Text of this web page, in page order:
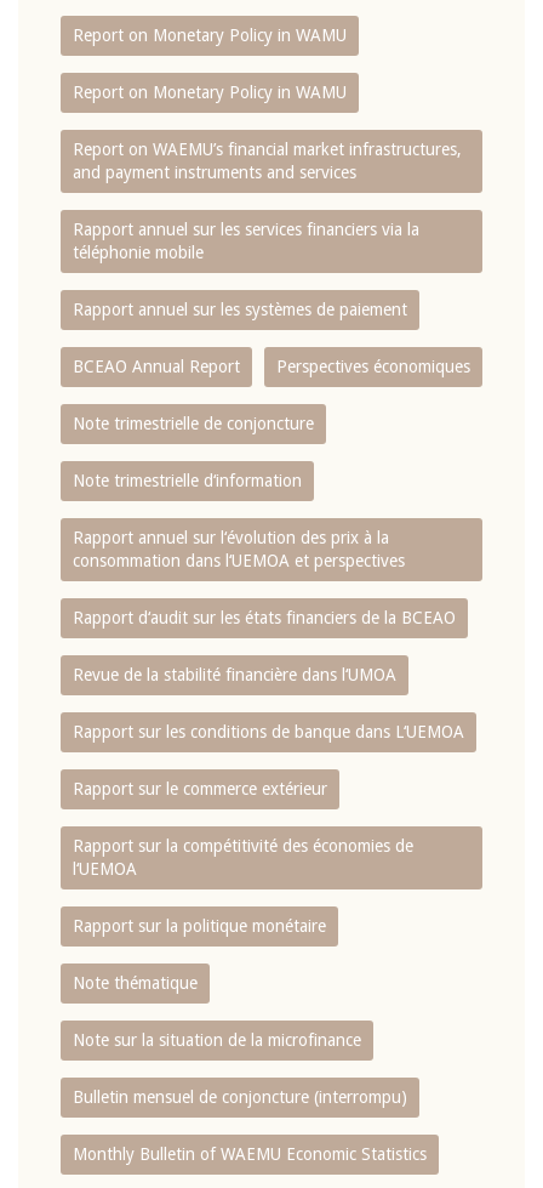
Report on Monetary Policy in WAMU
Report on Monetary Policy in WAMU
Report on WAEMU’s financial market infrastructures,
and payment instruments and services
Rapport annuel sur les services financiers via la
téléphonie mobile
Rapport annuel sur les systèmes de paiement
BCEAO Annual Report Perspectives économiques
Note trimestrielle de conjoncture
Note trimestrielle d‘information
Rapport annuel sur l‘évolution des prix à la
consommation dans l‘UEMOA et perspectives
Rapport d‘audit sur les états financiers de la BCEAO
Revue de la stabilité financière dans l‘UMOA
Rapport sur les conditions de banque dans L‘UEMOA
Rapport sur le commerce extérieur
Rapport sur la compétitivité des économies de
l‘UEMOA
Rapport sur la politique monétaire
Note thématique
Note sur la situation de la microfinance
Bulletin mensuel de conjoncture (interrompu)
Monthly Bulletin of WAEMU Economic Statistics